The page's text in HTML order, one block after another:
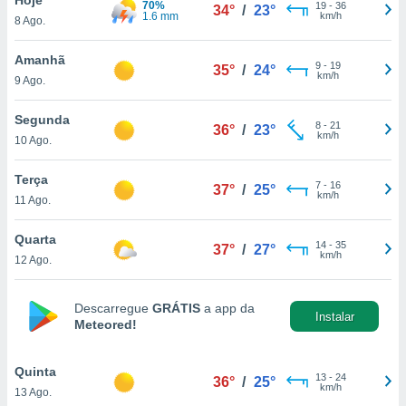
lhe
e
com
Pode
e
a
a
8 Ago.
70%
1.6 mm
34° / 23° 19- 36
km/h
Amanhã
9 Ago.
35° / 24° 9- 19
km/h
Segunda
10 Ago.
36° / 23° 8- 21
km/h
Terça
11 Ago.
37° / 25° 7- 16
km/h
Quarta
12 Ago.
37° / 27° 14- 35
km/h
Descarregue GRÁTIS a app da
Meteored!
Instalar
Quinta
13 Ago.
36° / 25° 13- 24
km/h